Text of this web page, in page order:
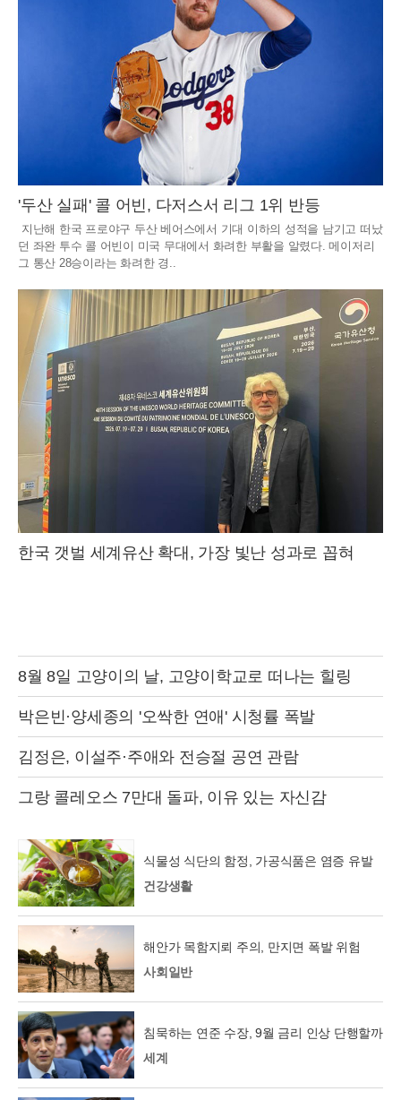
'두산 실패' 콜 어빈, 다저스서 리그 1위 반등
지난해 한국 프로야구 두산 베어스에서 기대 이하의 성적을 남기고 떠났
던 좌완 투수 콜 어빈이 미국 무대에서 화려한 부활을 알렸다. 메이저리
그 통산 28승이라는 화려한 경..
한국 갯벌 세계유산 확대, 가장 빛난 성과로 꼽혀
8월 8일 고양이의 날, 고양이학교로 떠나는 힐링
박은빈·양세종의 '오싹한 연애' 시청률 폭발
김정은, 이설주·주애와 전승절 공연 관람
그랑 콜레오스 7만대 돌파, 이유 있는 자신감
식물성 식단의 함정, 가공식품은 염증 유발
건강생활
해안가 목함지뢰 주의, 만지면 폭발 위험
사회일반
침묵하는 연준 수장, 9월 금리 인상 단행할까
세계